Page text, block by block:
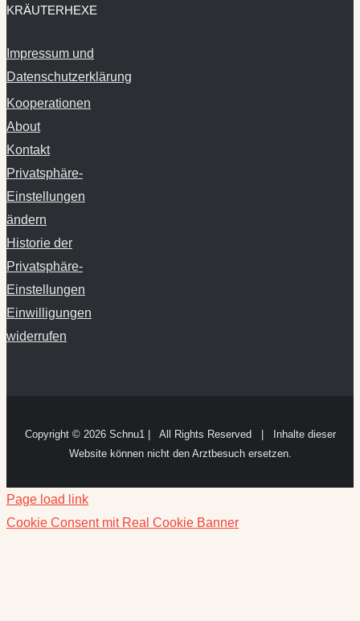
KRÄUTERHEXE
Impressum und
Datenschutzerklärung
Kooperationen
About
Kontakt
Privatsphäre-
Einstellungen
ändern
Historie der
Privatsphäre-
Einstellungen
Einwilligungen
widerrufen
Copyright © 2026 Schnu1 | All Rights Reserved | Inhalte dieser
Website können nicht den Arztbesuch ersetzen.
Page load link
Cookie Consent mit Real Cookie Banner